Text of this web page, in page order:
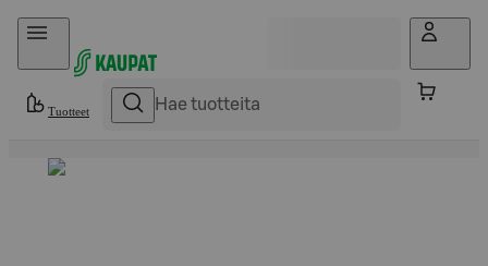
Hyppää sisältöön
Tuotteet